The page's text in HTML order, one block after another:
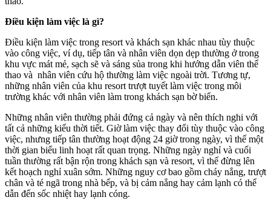
Điều kiện làm việc là gì?
Điều kiện làm việc trong resort và khách sạn khác nhau tùy thuộc
vào công việc, ví dụ, tiếp tân và nhân viên dọn dẹp thường ở trong
khu vực mát mẻ, sạch sẽ và sáng sủa trong khi hướng dẫn viên thể
thao và nhân viên cứu hộ thường làm việc ngoài trời. Tương tự,
những nhân viên của khu resort trượt tuyết làm việc trong môi
trường khác với nhân viên làm trong khách sạn bờ biển.
Những nhân viên thường phải đứng cả ngày và nên thích nghi với
tất cả những kiểu thời tiết. Giờ làm việc thay đổi tùy thuộc vào công
việc, nhưng tiếp tân thường hoạt động 24 giờ trong ngày, vì thế một
thời gian biểu linh hoạt rất quan trọng. Những ngày nghỉ và cuối
tuần thường rất bận rộn trong khách sạn và resort, vì thế đừng lên
kết hoạch nghỉ xuân sớm. Những nguy cơ bao gồm cháy nắng, trượt
chân và té ngã trong nhà bếp, và bị cảm nắng hay cảm lạnh có thể
dẫn đến sốc nhiệt hay lạnh cóng.